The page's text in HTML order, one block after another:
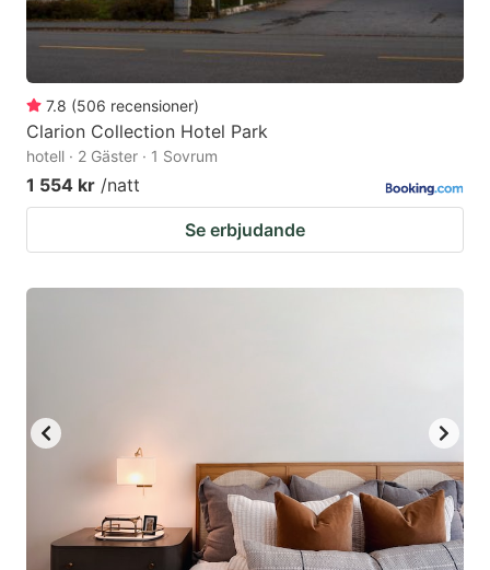
7.8 (506 recensioner)
Clarion Collection Hotel Park
hotell · 2 Gäster · 1 Sovrum
1 554 kr /natt
Se erbjudande